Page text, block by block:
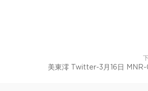
美東澪 Twitter-3月16日